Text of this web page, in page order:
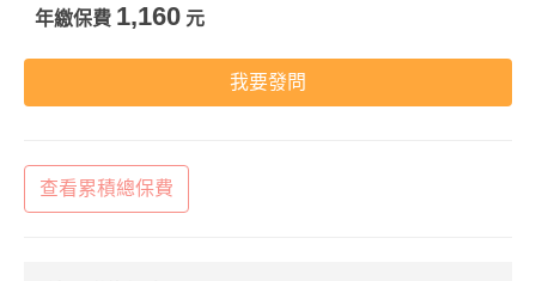
年繳保費 1,160 元
我要發問
查看累積總保費